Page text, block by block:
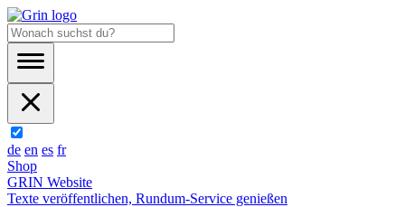
de en es fr
Shop
GRIN Website
Texte veröffentlichen, Rundum-Service genießen